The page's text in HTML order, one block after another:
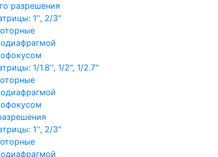
разрешения
1'', 2/3"
1/1.8'', 1/2", 1/2.7"
1'', 2/3"